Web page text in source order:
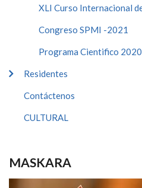
XLI Curso Internacional
Congreso SPMI -2021
Programa Cientifico 2020
Residentes
Contáctenos
CULTURAL
MASKARA